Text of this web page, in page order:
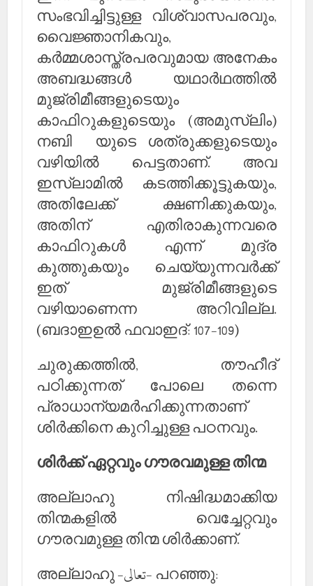
സംഭവിച്ചിട്ടുള്ള വിശ്വാസപരവും,
വൈജ്ഞാനികവും,
കര്‍മ്മശാസ്ത്രപരവുമായ അനേകം
അബദ്ധങ്ങള്‍ യഥാര്‍ഥത്തില്‍
മുജ്രിമീങ്ങളുടെയും
കാഫിറുകളുടെയും (അമുസ്‌ലിം)
നബി യുടെ ശത്രുക്കളുടെയും
വഴിയില്‍ പെട്ടതാണ്. അവ
ഇസ്‌ലാമില്‍ കടത്തിക്കൂട്ടുകയും,
അതിലേക്ക് ക്ഷണിക്കുകയും,
അതിന് എതിരാകുന്നവരെ
കാഫിറുകള്‍ എന്ന് മുദ്ര
കുത്തുകയും ചെയ്യുന്നവര്‍ക്ക്
ഇത് മുജ്രിമീങ്ങളുടെ
വഴിയാണെന്ന അറിവില്ല.
(ബദാഇഉല്‍ ഫവാഇദ്: 107-109)
ചുരുക്കത്തില്‍, തൗഹീദ്
പഠിക്കുന്നത് പോലെ തന്നെ
പ്രാധാന്യമര്‍ഹിക്കുന്നതാണ്
ശിര്‍ക്കിനെ കുറിച്ചുള്ള പഠനവും.
ശിര്‍ക്ക് ഏറ്റവും ഗൗരവമുള്ള തിന്മ
അല്ലാഹു നിഷിദ്ധമാക്കിയ
തിന്മകളില്‍ വെച്ചേറ്റവും
ഗൗരവമുള്ള തിന്മ ശിര്‍ക്കാണ്.
അല്ലാഹു -تعالى- പറഞ്ഞു: